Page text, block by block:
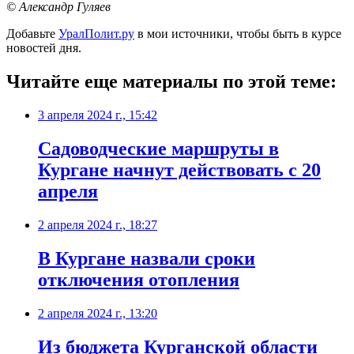
© Александр Гуляев
Добавьте УралПолит.ру в мои источники, чтобы быть в курсе
новостей дня.
Читайте еще материалы по этой теме:
3 апреля 2024 г., 15:42
Садоводческие маршруты в
Кургане начнут действовать с 20
апреля
2 апреля 2024 г., 18:27
В Кургане назвали сроки
отключения отопления
2 апреля 2024 г., 13:20
Из бюджета Курганской области